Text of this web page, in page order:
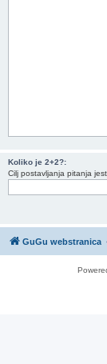
Koliko je 2+2?:
Cilj postavljanja pitanja
GuGu webstranica